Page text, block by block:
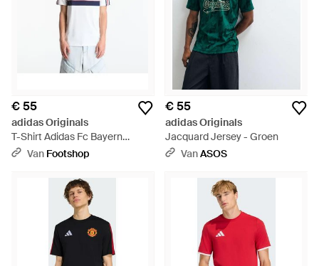
€ 55
adidas Originals
T-Shirt Adidas Fc Bayern
Muenchen Og T-Shirt Core/
Van Footshop
€ 55
adidas Originals
Jacquard Jersey - Groen
VanASOS